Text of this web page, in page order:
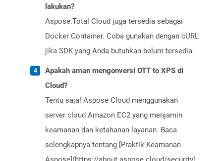
lakukan?
Aspose.Total Cloud juga tersedia sebagai
Docker Container. Coba gunakan dengan cURL
jika SDK yang Anda butuhkan belum tersedia.
Apakah aman mengonversi OTT to XPS di
Cloud?
Tentu saja! Aspose Cloud menggunakan
server cloud Amazon EC2 yang menjamin
keamanan dan ketahanan layanan. Baca
selengkapnya tentang [Praktik Keamanan